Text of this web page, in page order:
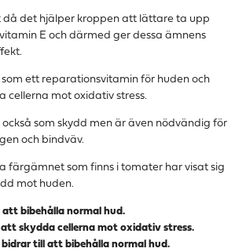
det hjälper kroppen att lättare ta upp
E och därmed ger dessa ämnens
ett reparationsvitamin för huden och
cellerna mot oxidativ stress.
som skydd men är även nödvändig för
och bindväv.
färgämnet som finns i tomater har visat sig
mot huden.
bibehålla normal hud.
skydda cellerna mot oxidativ stress.
till att bibehålla normal hud.